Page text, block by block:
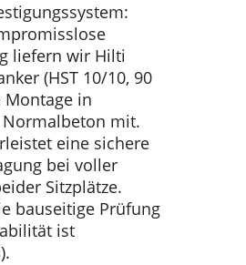
liefern wir Hilti
(HST 10/10, 90
in
mit.
eine sichere
bei voller
Sitzplätze.
bauseitige Prüfung
ist